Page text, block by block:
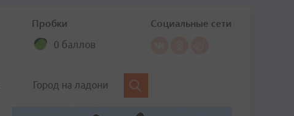
Пробки
0 баллов
Социальные сети
Город на ладони